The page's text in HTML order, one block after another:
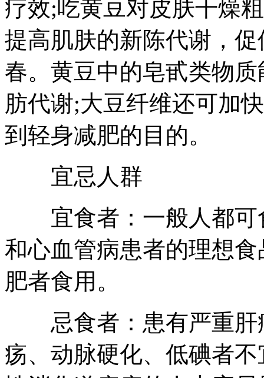
疗效;吃黄豆对皮肤干燥
提高肌肤的新陈代谢，
春。黄豆中的皂甙类物
肪代谢;大豆纤维还可加
到轻身减肥的目的。
宜忌人群
宜食者：一般人都可
和心血管病患者的理想
肥者食用。
忌食者：患有严重肝
疡、动脉硬化、低碘者